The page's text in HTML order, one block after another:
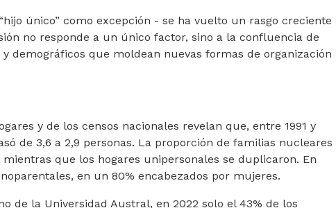
único” como excepción - se ha vuelto un rasgo creciente
no responde a un único factor, sino a la confluencia de
demográficos que moldean nuevas formas de organización
y de los censos nacionales revelan que, entre 1991 y
de 3,6 a 2,9 personas. La proporción de familias nucleares
que los hogares unipersonales se duplicaron. En
en un 80% encabezados por mujeres.
de la Universidad Austral, en 2022 solo el 43% de los